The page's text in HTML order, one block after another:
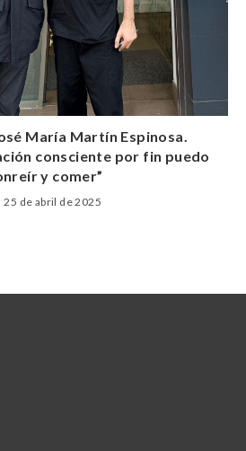
María Martín Espinosa.
consciente por fin puedo
y comer”
25 de abril de 2025